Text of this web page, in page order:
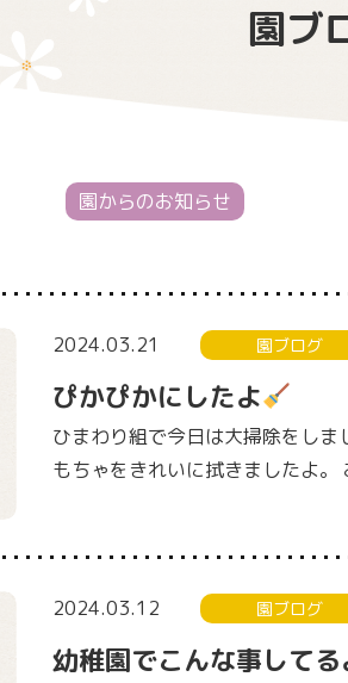
園ブ
園からのお知らせ
2024.03.21 園ブログ
ぴかぴかにしたよ
ひまわり組で今日は大掃除をしま
もちゃをきれいに拭きましたよ
2024.03.12 園ブログ
幼稚園でこんな事してる